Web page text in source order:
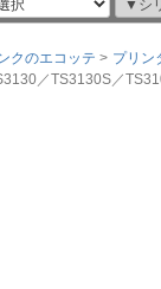
クのエコッテ > プリン
／TS3130S／